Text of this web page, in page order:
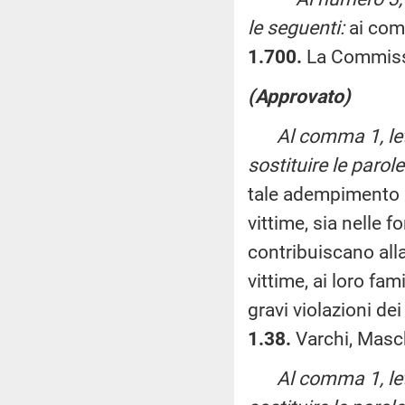
le seguenti:ai
1.700. La
(Approvato)
Al comma 1,
sostituire le
tale adempimento
vittime, sia nelle
contribuiscano
vittime, ai loro
gravi violazioni
1.38. Varchi,
Al comma 1,